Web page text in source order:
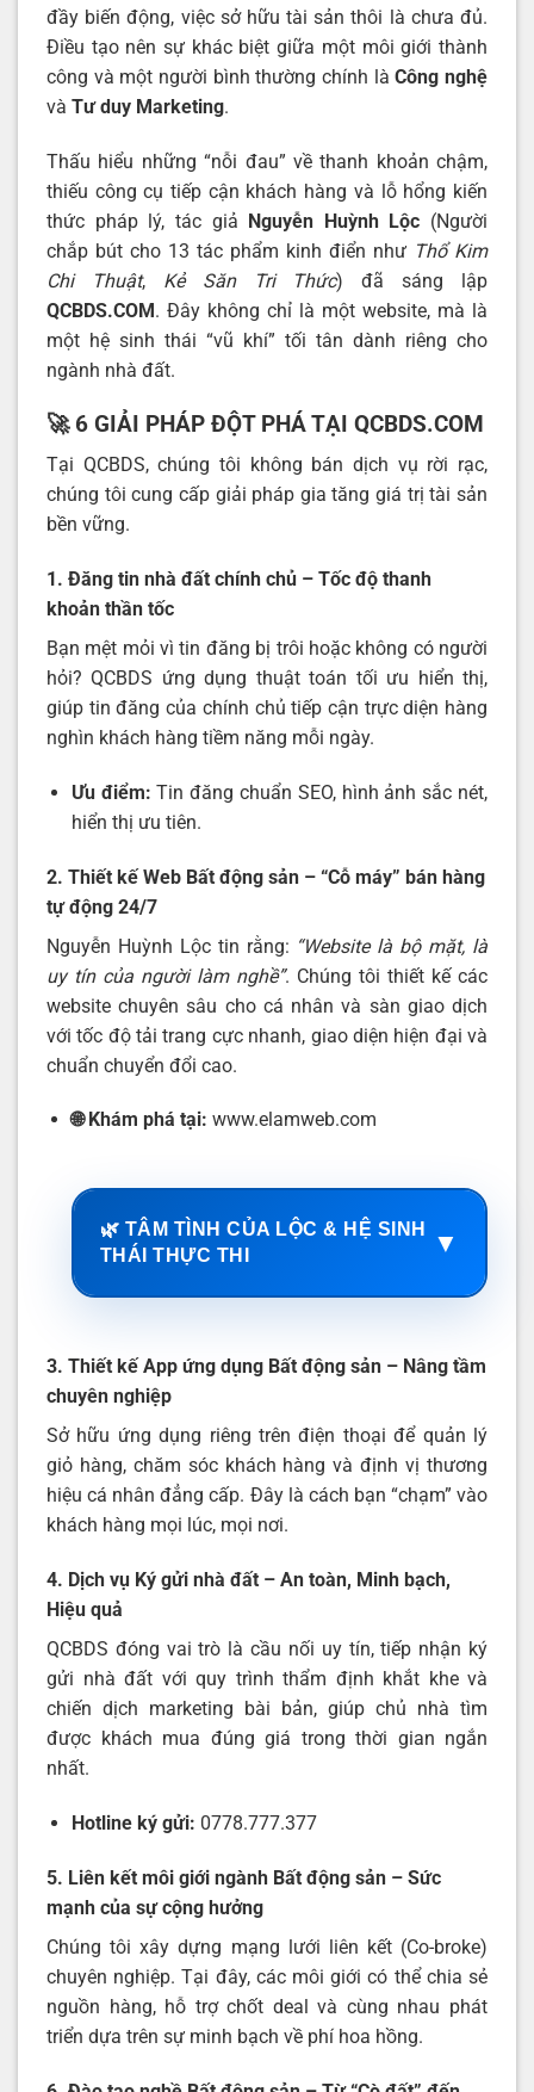
đầy biến động, việc sở hữu tài sản thôi là chưa đủ.
Điều tạo nên sự khác biệt giữa một môi giới thành
công và một người bình thường chính làCông nghệ
và Tư duy Marketing.
Thấu hiểu những “nỗi đau” về thanh khoản chậm,
thiếu công cụ tiếp cận khách hàng và lỗ hổng kiến
thức pháp lý, tác giả Nguyễn Huỳnh Lộc (Người
chắp bút cho 13 tác phẩm kinh điển như Thổ Kim
Chi Thuật, Kẻ Săn Tri Thức) đã sáng lập
QCBDS.COM. Đây không chỉ là một website, mà là
một hệ sinh thái “vũ khí” tối tân dành riêng cho
ngành nhà đất.
🚀 6 GIẢI PHÁP ĐỘT PHÁ TẠI QCBDS.COM
Tại QCBDS, chúng tôi không bán dịch vụ rời rạc,
chúng tôi cung cấp giải pháp gia tăng giá trị tài sản
bền vững.
1. Đăng tin nhà đất chính chủ – Tốc độ thanh
khoản thần tốc
Bạn mệt mỏi vì tin đăng bị trôi hoặc không có người
hỏi? QCBDS ứng dụng thuật toán tối ưu hiển thị,
giúp tin đăng của chính chủ tiếp cận trực diện hàng
nghìn khách hàng tiềm năng mỗi ngày.
Ưu điểm: Tin đăng chuẩn SEO, hình ảnh sắc nét,
hiển thị ưu tiên.
2. Thiết kế Web Bất động sản – “Cỗ máy” bán hàng
tự động 24/7
Nguyễn Huỳnh Lộc tin rằng: “Website là bộ mặt, là
uy tín của người làm nghề”. Chúng tôi thiết kế các
website chuyên sâu cho cá nhân và sàn giao dịch
với tốc độ tải trang cực nhanh, giao diện hiện đại và
chuẩn chuyển đổi cao.
🌐 Khám phá tại: www.elamweb.com
🌿 TÂM TÌNH CỦA LỘC & HỆ SINH
THÁI THỰC THI
▼
3. Thiết kế App ứng dụng Bất động sản – Nâng tầm
chuyên nghiệp
Sở hữu ứng dụng riêng trên điện thoại để quản lý
giỏ hàng, chăm sóc khách hàng và định vị thương
hiệu cá nhân đẳng cấp. Đây là cách bạn “chạm” vào
khách hàng mọi lúc, mọi nơi.
4. Dịch vụ Ký gửi nhà đất – An toàn, Minh bạch,
Hiệu quả
QCBDS đóng vai trò là cầu nối uy tín, tiếp nhận ký
gửi nhà đất với quy trình thẩm định khắt khe và
chiến dịch marketing bài bản, giúp chủ nhà tìm
được khách mua đúng giá trong thời gian ngắn
nhất.
Hotline ký gửi: 0778.777.377
5. Liên kết môi giới ngành Bất động sản – Sức
mạnh của sự cộng hưởng
Chúng tôi xây dựng mạng lưới liên kết (Co-broke)
chuyên nghiệp. Tại đây, các môi giới có thể chia sẻ
nguồn hàng, hỗ trợ chốt deal và cùng nhau phát
triển dựa trên sự minh bạch về phí hoa hồng.